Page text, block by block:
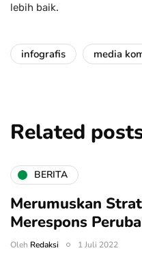
lebih baik.
infografis media
Related
BERITA
Merumuskan
Merespons
Oleh Redaksi 1 Juli 2022